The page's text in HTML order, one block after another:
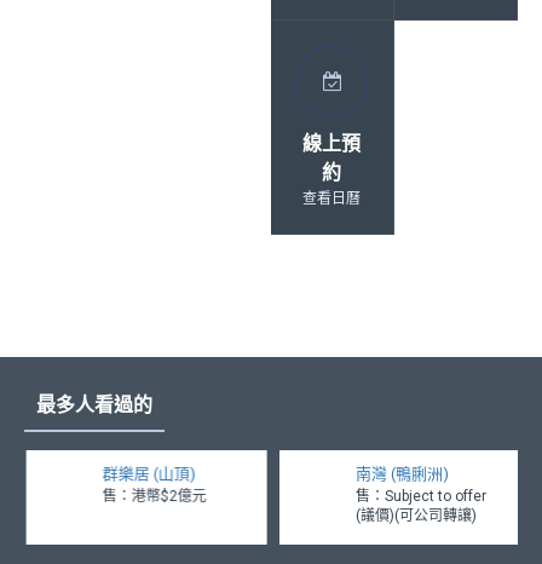
線上預
約
查看日曆
最多人看過的
群樂居 (山頂)
售：港幣$2億元
南灣 (鴨脷洲)
售：Subject to offer
(議價)(可公司轉讓)